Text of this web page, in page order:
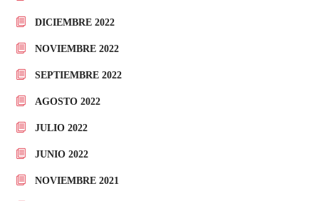
DICIEMBRE 2022
NOVIEMBRE 2022
SEPTIEMBRE 2022
AGOSTO 2022
JULIO 2022
JUNIO 2022
NOVIEMBRE 2021